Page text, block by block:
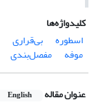
کلیدواژه‌ها
اسطوره
بی‌قراری
موفه مفصل‌بندی
عنوان مقاله English